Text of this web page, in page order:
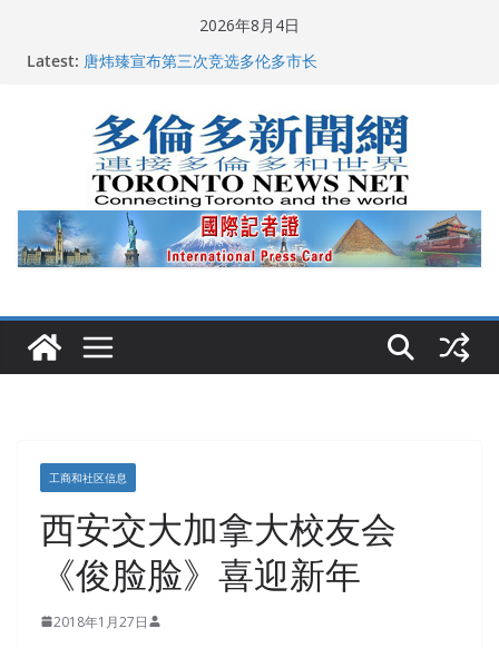
2026年8月4日
Latest: 2026深圳国际佛事用品展览会暨沉香文化艺术展开幕盛
典纪实
2026加拿大青少年儿童绘画比赛颁奖典礼多伦多举行
龚晓华参加多伦多骄傲大游行 与市民分享竞选理念
多伦多市长选举拉开帷幕 多名华人候选人宣布角逐
工商和社区信息
西安交大加拿大校友会
《俊脸脸》喜迎新年
2018年1月27日